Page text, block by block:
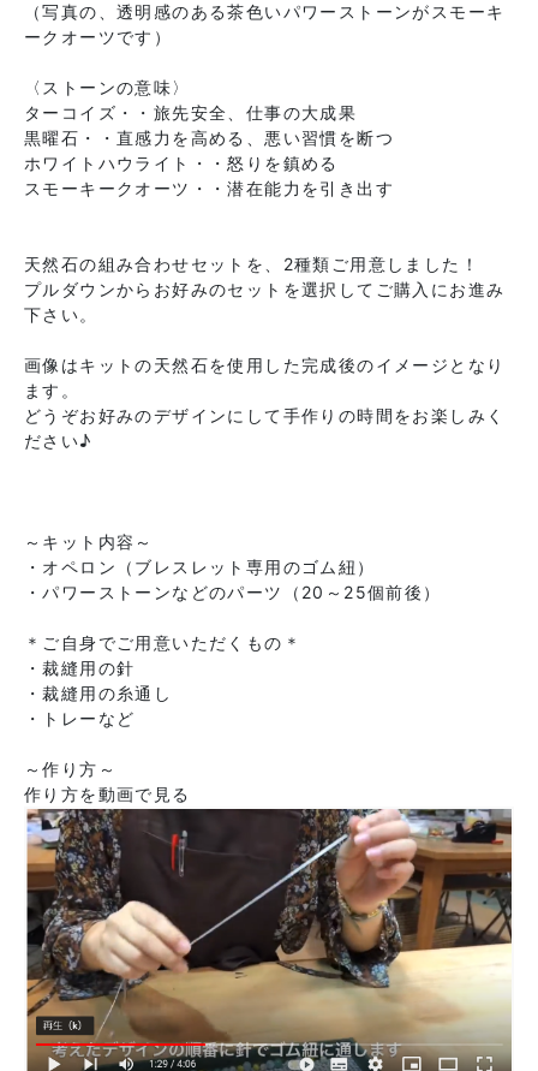
（写真の、透明感のある茶色いパワーストーンがスモーキ
ークオーツです）
〈ストーンの意味〉
ターコイズ・・旅先安全、仕事の大成果
黒曜石・・直感力を高める、悪い習慣を断つ
ホワイトハウライト・・怒りを鎮める
スモーキークオーツ・・潜在能力を引き出す
天然石の組み合わせセットを、2種類ご用意しました！
プルダウンからお好みのセットを選択してご購入にお進み
下さい。
画像はキットの天然石を使用した完成後のイメージとなり
ます。
どうぞお好みのデザインにして手作りの時間をお楽しみく
ださい♪
～キット内容～
・オペロン（ブレスレット専用のゴム紐）
・パワーストーンなどのパーツ（20～25個前後）
＊ご自身でご用意いただくもの＊
・裁縫用の針
・裁縫用の糸通し
・トレーなど
～作り方～
作り方を動画で見る